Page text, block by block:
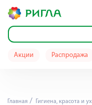
Акции Распродажа
Главная Гигиена, красота и